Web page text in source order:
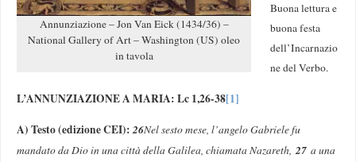
Annunziazione – Jon Van Eick (1434/36) –
National Gallery of Art – Washington (US) oleo
in tavola
Buona lettura e
buona festa
dell’Incarnazio
ne del Verbo.
L’ANNUNZIAZIONE A MARIA: Lc 1,26-38[1]
A) Testo (edizione CEI): 26Nel sesto mese, l’angelo Gabriele fu
mandato da Dio in una città della Galilea, chiamata Nazareth,27 a una